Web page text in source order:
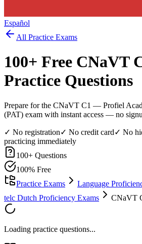
Español
All Practice Exams
100+ Free CNaVT
Practice Questions
Prepare for the CNaVT C1 — Profiel
(PAT) exam with instant access — no
✓ No registration✓ No credit card✓ No
practicing immediately
100+ Questions
100% Free
Practice Exams
Language
telc Dutch Proficiency Exams
CNaVT
Loading practice questions...